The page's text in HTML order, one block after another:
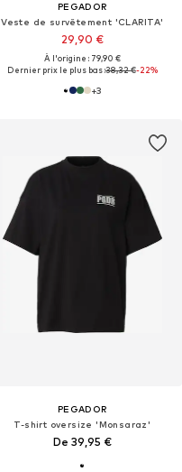
PEGADOR
Veste de survêtement 'CLARITA'
29,90 €
À l'origine : 79,90 €
Dernier prix le plus bas :38,32 €-22%
+3
PEGADOR
T-shirt oversize 'Monsaraz'
De 39,95 €